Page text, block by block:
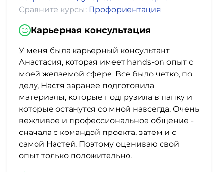
Сравните курсы: Профориентация
Карьерная консультация
У меня была карьерный консультант
Анастасия, которая имеет hands-on опыт с
моей желаемой сфере. Все было четко, по
делу, Настя заранее подготовила
материалы, которые подгрузила в папку и
которые останутся со мной навсегда. Очень
вежливое и профессиональное общение -
сначала с командой проекта, затем и с
самой Настей. Поэтому оцениваю свой
опыт только положительно.